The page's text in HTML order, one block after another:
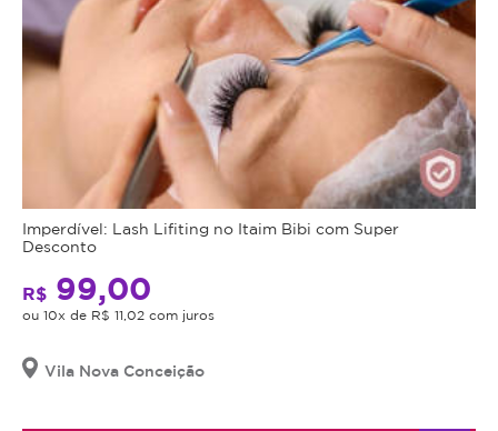
Imperdível: Lash Lifiting no Itaim Bibi com Super
Desconto
R$ 99,00
ou 10x de R$ 11,02 com juros
Vila Nova Conceição